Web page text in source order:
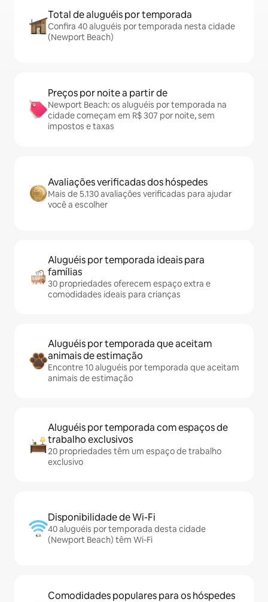
Total de aluguéis por temporada
Confira 40 aluguéis por temporada nesta cidade
(Newport Beach)
Preços por noite a partir de
Newport Beach: os aluguéis por temporada na
cidade começam em R$ 307 por noite, sem
impostos e taxas
Avaliações verificadas dos hóspedes
Mais de 5.130 avaliações verificadas para ajudar
você a escolher
Aluguéis por temporada ideais para
famílias
30 propriedades oferecem espaço extra e
comodidades ideais para crianças
Aluguéis por temporada que aceitam
animais de estimação
Encontre 10 aluguéis por temporada que aceitam
animais de estimação
Aluguéis por temporada com espaços de
trabalho exclusivos
20 propriedades têm um espaço de trabalho
exclusivo
Disponibilidade de Wi-Fi
40 aluguéis por temporada desta cidade
(Newport Beach) têm Wi-Fi
Comodidades populares para os hóspedes